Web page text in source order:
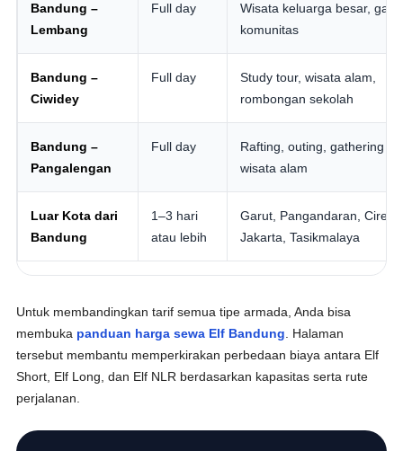
Bandung –
Lembang
Full day
Wisata keluarga besar,
komunitas
Bandung –
Ciwidey
Full day
Study tour, wisata alam,
rombongan sekolah
Bandung –
Pangalengan
Full day
Rafting, outing, gathering
wisata alam
Luar Kota dari
Bandung
1–3 hari
atau lebih
Garut, Pangandaran,
Jakarta, Tasikmalaya
Untuk membandingkan tarif semua tipe armada, Anda bisa
membuka panduan harga sewa Elf Bandung . Halaman
tersebut membantu memperkirakan perbedaan biaya antara Elf
Short, Elf Long, dan Elf NLR berdasarkan kapasitas serta rute
perjalanan.